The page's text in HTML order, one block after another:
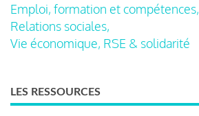
Emploi, formation et compétences,
Relations sociales,
Vie économique, RSE & solidarité
LES RESSOURCES